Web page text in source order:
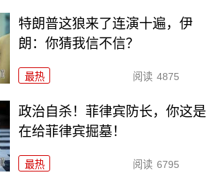
特朗普这狼来了连演十遍，伊
朗：你猜我信不信？
最热 阅读 4875
政治自杀！菲律宾防长，你这是
在给菲律宾掘墓！
最热 阅读 6795